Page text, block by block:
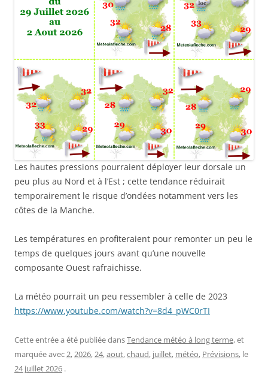
Les hautes pressions pourraient déployer leur dorsale un
peu plus au Nord et à l’Est ; cette tendance réduirait
temporairement le risque d’ondées notamment vers les
côtes de la Manche.
Les températures en profiteraient pour remonter un peu le
temps de quelques jours avant qu’une nouvelle
composante Ouest rafraichisse.
La météo pourrait un peu ressembler à celle de 2023
https://www.youtube.com/watch?v=8d4_pWC0rTI
Cette entrée a été publiée dansTendance météo à long terme, et
marquée avec2,2026,24,aout,chaud, juillet, météo, Prévisions, le
24 juillet 2026 .